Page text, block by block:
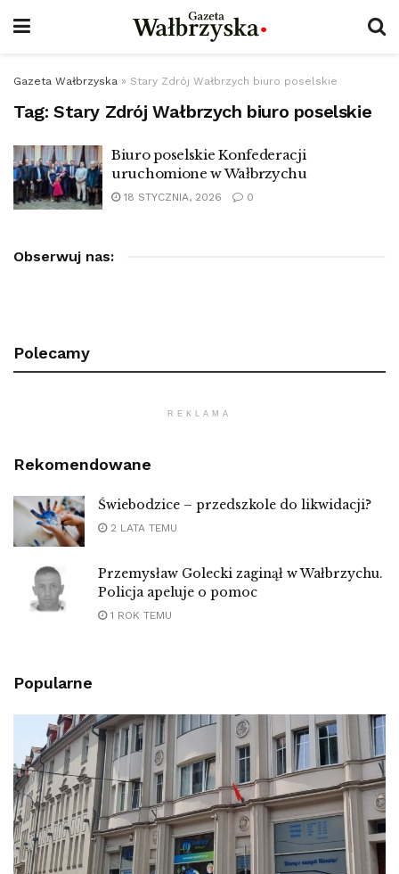
Gazeta Wałbrzyska » Stary Zdrój Wałbrzych biuro poselskie
Tag: Stary Zdrój Wałbrzych biuro poselskie
Biuro poselskie Konfederacji
uruchomione w Wałbrzychu
18 STYCZNIA, 2026 0
Obserwuj nas:
Polecamy
REKLAMA
Rekomendowane
Świebodzice – przedszkole do likwidacji?
2 LATA TEMU
Przemysław Golecki zaginął w Wałbrzychu.
Policja apeluje o pomoc
1 ROK TEMU
Popularne